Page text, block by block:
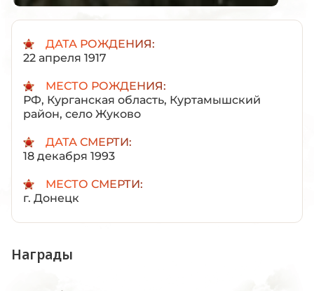
ДАТА РОЖДЕНИЯ:
22 апреля 1917
МЕСТО РОЖДЕНИЯ:
РФ, Курганская область, Куртамышский
район, село Жуково
ДАТА СМЕРТИ:
18 декабря 1993
МЕСТО СМЕРТИ:
г. Донецк
Награды